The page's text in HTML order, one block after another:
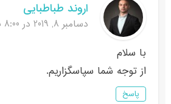
اروند طباطبایی
دسامبر 8, 2019 در 8:00 ب.ظ
با سلام
از توجه شما سپاسگزاریم.
پاسخ